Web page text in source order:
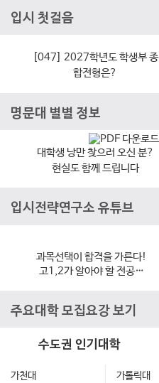
입시 첫걸음
[047] 2027학년도 학생부 종
합전형은?
명문대 별별 정보
대학생 낭만 찾으러 오신 분?
현실도 함께 드립니다
입시전략연구소 유튜브
과목선택이 합격을 가른다!
고1,2가 알아야 할 전공별
주요대학 모집요강 보기
수도권 인기대학
가천대 가톨릭대